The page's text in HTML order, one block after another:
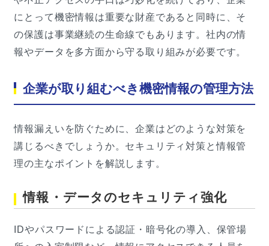
にとって機密情報は重要な財産であると同時に、そ
の保護は事業継続の生命線でもあります。社内の情
報やデータを多方面から守る取り組みが必要です。
企業が取り組むべき機密情報の管理方法
情報漏えいを防ぐために、企業はどのような対策を
講じるべきでしょうか。セキュリティ対策と情報管
理の主なポイントを解説します。
情報・データのセキュリティ強化
IDやパスワードによる認証・暗号化の導入、保管場